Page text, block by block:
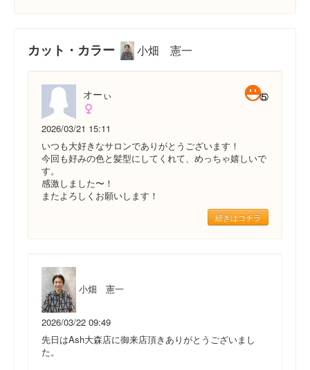
カット・カラー 小畑 憲一
オーぃ
2026/03/21 15:11
いつも大好きなサロンでありがとうございます！
今回も好みの色と髪型にしてくれて、めっちゃ嬉しいで
す。
感激しました〜！
またよろしくお願いします！
続きはコチラ
小畑 憲一
2026/03/22 09:49
先日はAsh大森店に御来店頂きありがとうございまし
た。